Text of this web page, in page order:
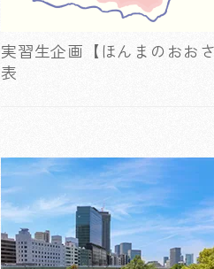
実習生企画【ほんまのおお
表